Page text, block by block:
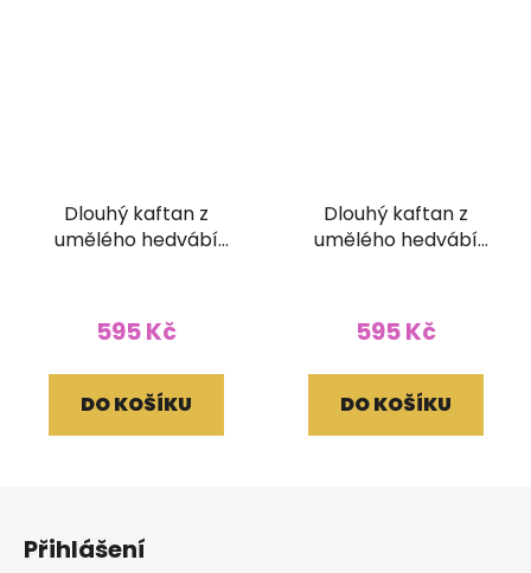
Dlouhý kaftan z
umělého hedvábí
595 Kč
DO KOŠÍKU
Dlouhý kaftan z
umělého hedvábí
595 Kč
DO KOŠÍKU
Přihlášení